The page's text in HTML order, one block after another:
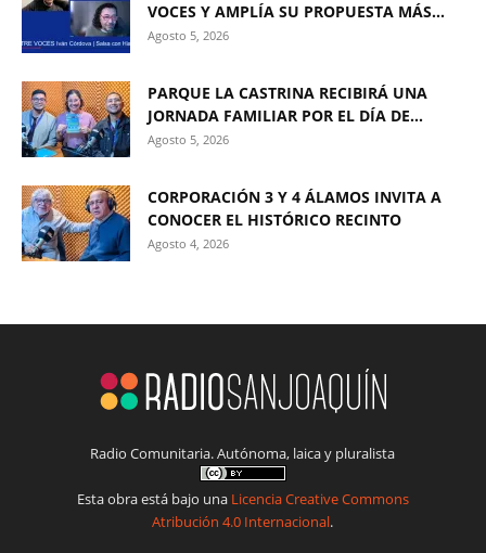
VOCES Y AMPLÍA SU PROPUESTA MÁS...
Agosto 5, 2026
PARQUE LA CASTRINA RECIBIRÁ UNA
JORNADA FAMILIAR POR EL DÍA DE...
Agosto 5, 2026
CORPORACIÓN 3 Y 4 ÁLAMOS INVITA A
CONOCER EL HISTÓRICO RECINTO
Agosto 4, 2026
Radio Comunitaria. Autónoma, laica y pluralista
Esta obra está bajo una Licencia Creative Commons
Atribución 4.0 Internacional.